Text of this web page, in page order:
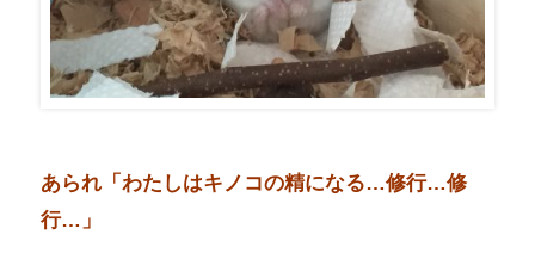
あられ「わたしはキノコの精になる…修行…修
行…」